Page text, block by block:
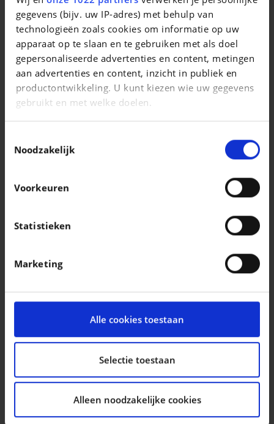
gegevens (bijv. uw IP-adres) met behulp van
technologieën zoals cookies om informatie op uw
apparaat op te slaan en te gebruiken met als doel
gepersonaliseerde advertenties en content, metingen
aan advertenties en content, inzicht in publiek en
productontwikkeling. U kunt kiezen wie uw gegevens
gebruikt en met welke doelen.
Informatie verzamelen over uw geografische
locatie, die tot een paar meter nauwkeurig kan zijn
Uw apparaat identificeren door het actief te
scannen op specifieke eigenschappen
Lees meer over hoe uw persoonlijke gegevens worden
detailgedeelte
in. U kunt uw toestemming op elk moment wijzigen of
intrekken in de Cookieverklaring.
personaliseren, om functies voor social media te
bieden en om ons websiteverkeer te analyseren. Ook
delen we informatie over uw gebruik van onze site met
onze partners voor social media, adverteren en
combineren met andere informatie die u aan ze heeft
verstrekt of die ze hebben verzameld op basis van uw
gebruik van hun services.
Noodzakelijk
Voorkeuren
Statistieken
Marketing
Alle cookies toestaan
Selectie toestaan
Alleen noodzakelijke cookies
TDI Quattro 210 kW
127.900 EUR |
Polo 1.0i," FAIBLE KM 14.561 ",GPS,ANDROID AUTO,APPLE CARPLAY,GARANTIE 1 AN